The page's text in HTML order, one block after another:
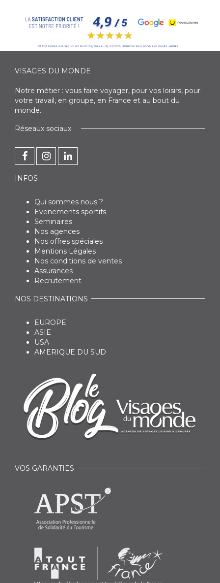
VISAGES DU MONDE
Notre métier : vous faire voyager, pour vos loisirs, pour
votre travail, en groupe, en France et au bout du
monde..
Réseaux sociaux
INFOS
Qui sommes nous ?
Evenements sportifs
Seminaires
Nos agences
Nos offres spéciales
Mentions Légales
Nos conditions de ventes
Assurances
Recrutement
NOS DESTINATIONS
EUROPE
ASIE
USA
AMERIQUE DU SUD
VOS GARANTIES